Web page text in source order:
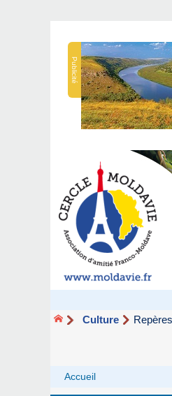
Publicité
Culture
Accueil